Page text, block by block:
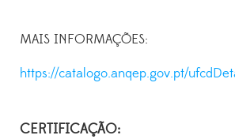
MAIS INFORMAÇÕES:
https://catalogo.anqep.gov.pt/
CERTIFICAÇÃO: